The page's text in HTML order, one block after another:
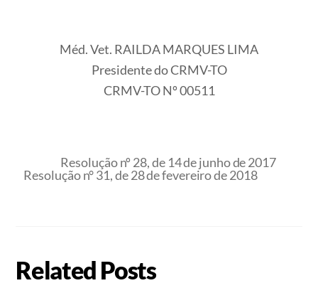
Méd. Vet. RAILDA MARQUES LIMA
Presidente do CRMV-TO
CRMV-TO Nº 00511
Resolução nº 28, de 14 de junho de 2017
Resolução n° 31, de 28 de fevereiro de 2018
Related Posts